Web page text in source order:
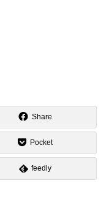
Share
Pocket
feedly